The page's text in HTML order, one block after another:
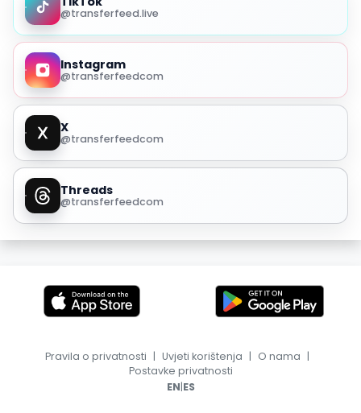
@transferfeed.live
Instagram
@transferfeedcom
X
@transferfeedcom
Threads
@transferfeedcom
Pravila o privatnosti | Uvjeti korištenja | O nama |
Postavke privatnosti
EN|ES